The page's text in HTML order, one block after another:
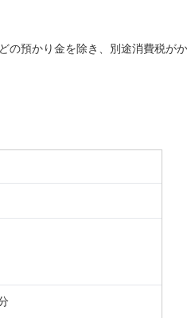
預かり金を除き、別途消費税がか